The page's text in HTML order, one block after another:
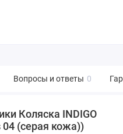
Вопросы и ответы 0
Коляска INDIGO
(серая кожа))